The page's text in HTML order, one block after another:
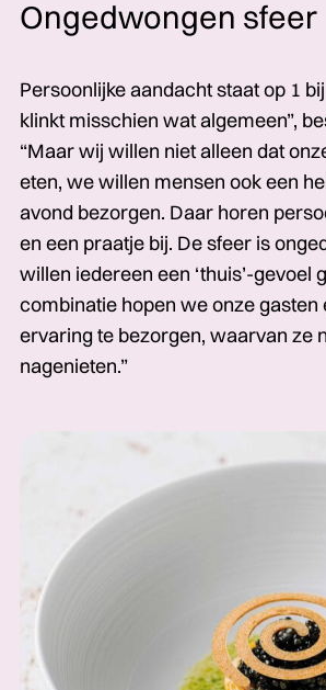
Ongedwongen sfeer
Persoonlijke aandacht staat op 1
klinkt misschien wat algemeen”,
“Maar wij willen niet alleen dat
eten, we willen mensen ook een
avond bezorgen. Daar horen
en een praatje bij. De sfeer is
willen iedereen een ‘thuis’-gevoel
combinatie hopen we onze gasten
ervaring te bezorgen, waarvan ze
nagenieten.”